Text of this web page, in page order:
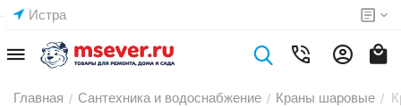
Истра
Главная / Сантехника и водоснабжение / Краны шаровые /